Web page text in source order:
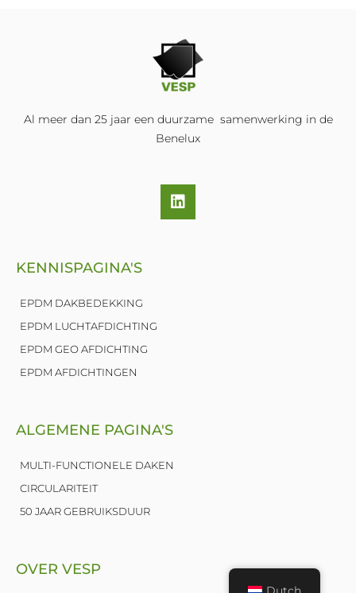
Al meer dan 25 jaar een duurzame samenwerking in de
Benelux
L
i
n
KENNISPAGINA'S
EPDM DAKBEDEKKING
EPDM LUCHTAFDICHTING
EPDM GEO AFDICHTING
EPDM AFDICHTINGEN
ALGEMENE PAGINA'S
MULTI-FUNCTIONELE DAKEN
CIRCULARITEIT
50 JAAR GEBRUIKSDUUR
OVER VESP